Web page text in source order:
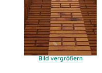
Bild vergrößern